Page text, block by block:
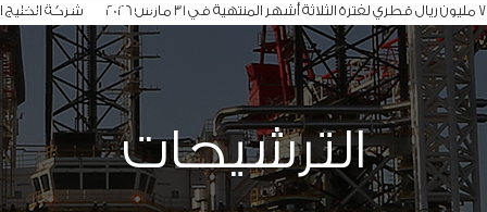
تعلن عن إيقاف بعض عمليات وخدمات المجموعة
الخليج الدولية للخدمات تحقق أرباحًا
أعمال عموميتها العادية وغير العادية المزمع عقدها في
الخليج الدولية